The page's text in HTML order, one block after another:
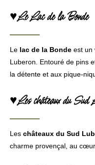
♥Le Lac de la Bonde
Le lac de la Bonde est un
Luberon. Entouré de pins
la détente et aux pique-
♥Les châteaux du Sud
Les châteaux du Sud
charme provençal, au